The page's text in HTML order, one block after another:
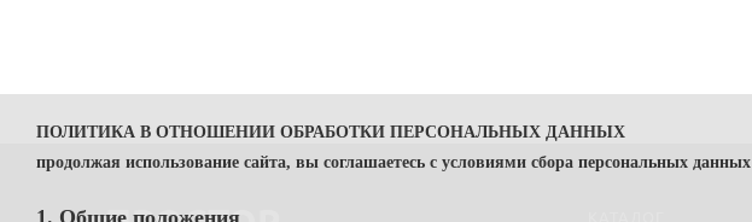
ПОЛИТИКА В ОТНОШЕНИИ ОБРАБОТКИ ПЕРСОНАЛЬНЫХ ДАННЫХ
продолжая использование сайта, вы соглашаетесь с условиями сбора персональных данных
1. Общие положения